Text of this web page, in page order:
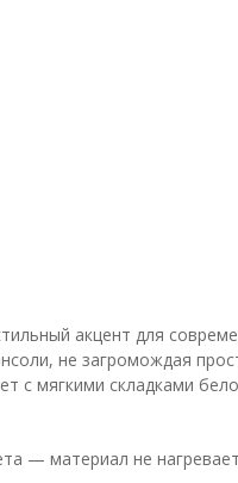
акцент для
не загромождая
с мягкими складками
— материал не